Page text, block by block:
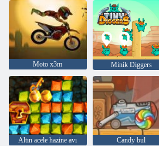
Moto x3m Minik Diggers
Altın acele hazine avı Candy bul